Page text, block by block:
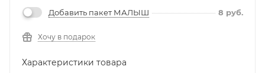
Добавить пакет МАЛЫШ 8 руб.
Хочу в подарок
Характеристики товара